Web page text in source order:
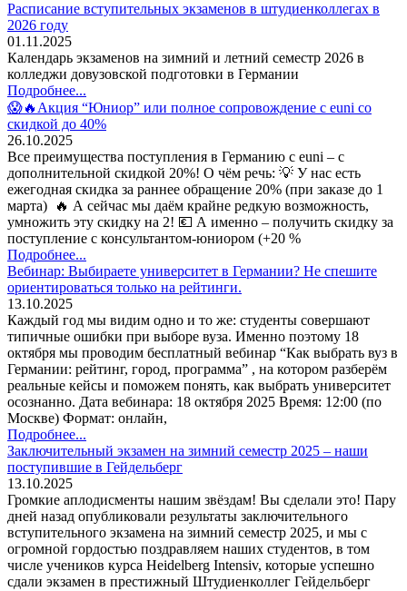
Расписание вступительных экзаменов в штудиенколлегах в
2026 году
01.11.2025
Календарь экзаменов на зимний и летний семестр 2026 в
колледжи довузовской подготовки в Германии
Подробнее...
😱🔥Акция “Юниор” или полное сопровождение с euni со
скидкой до 40%
26.10.2025
Все преимущества поступления в Германию с euni – с
дополнительной скидкой 20%! О чём речь: 💡 У нас есть
ежегодная скидка за раннее обращение 20% (при заказе до 1
марта) 🔥 А сейчас мы даём крайне редкую возможность,
умножить эту скидку на 2! 💶 А именно – получить скидку за
поступление с консультантом-юниором (+20 %
Подробнее...
Вебинар: Выбираете университет в Германии? Не спешите
ориентироваться только на рейтинги.
13.10.2025
Каждый год мы видим одно и то же: студенты совершают
типичные ошибки при выборе вуза. Именно поэтому 18
октября мы проводим бесплатный вебинар “Как выбрать вуз в
Германии: рейтинг, город, программа” , на котором разберём
реальные кейсы и поможем понять, как выбрать университет
осознанно. Дата вебинара: 18 октября 2025 Время: 12:00 (по
Москве) Формат: онлайн,
Подробнее...
Заключительный экзамен на зимний семестр 2025 – наши
поступившие в Гейдельберг
13.10.2025
Громкие аплодисменты нашим звёздам! Вы сделали это! Пару
дней назад опубликовали результаты заключительного
вступительного экзамена на зимний семестр 2025, и мы с
огромной гордостью поздравляем наших студентов, в том
числе учеников курса Heidelberg Intensiv, которые успешно
сдали экзамен в престижный Штудиенколлег Гейдельберг